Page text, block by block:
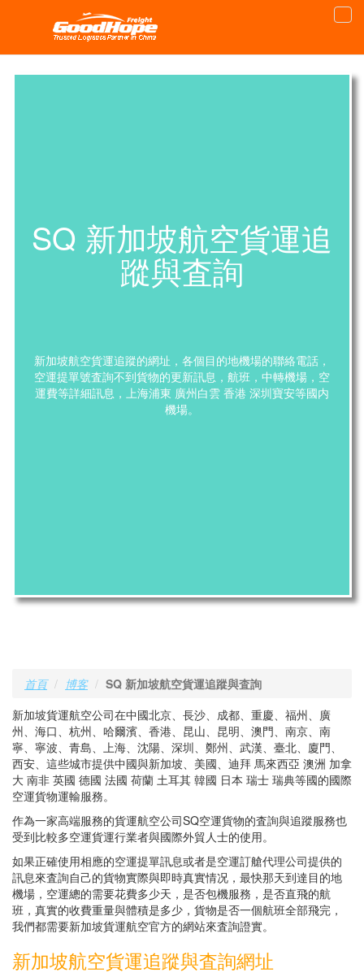
SQ 新加坡航空貨運追
蹤與査詢
新加坡航空貨運追蹤的網址，各個目的地機場的聯絡電話，
空運提單號査詢不到貨物的更新訊息，航班，中轉機場，空
運費等詳細訊息，上海浦東 廣州白雲 香港 深圳寶安等國内
機場。
首頁 博客
SQ 新加坡航空貨運追蹤與査詢
新加坡貨運航空公司在中國北京、長沙、成都、重慶、福州、廣
州、海口、杭州、哈爾濱、香港、昆山、昆明、澳門、南京、南
寧、寧波、青島、上海、沈陽、深圳、鄭州、武漢、臺北、廈門、
西安、這些城市提供中國與新加坡、美國、迪拜 馬來西亞 澳洲 加拿
大 南非 英國 德國 法國 荷蘭 土耳其 韓國 日本 瑞士 瑞典等國的國際
空運貨物運輸服務。
作為一家高端服務的貨運航空公司SQ空運貨物的査詢與追蹤服務也
受到比較多空運貨運行業者與國際外貿人士的使用。
如果正確使用相應的空運提單訊息或者是空運訂艙代理公司提供的
訊息來査詢自己的貨物實際與即時真實情况，最快那天到達目的地
機場，空運總的需要花費多少天，是否包機服務，是否直飛的航
班，真實的收費重量與體積是多少，貨物是否一個航班全部飛完，
我們都需要新加坡貨運航空官方的網站來査詢證實。
新加坡航空貨運追蹤與査詢網址